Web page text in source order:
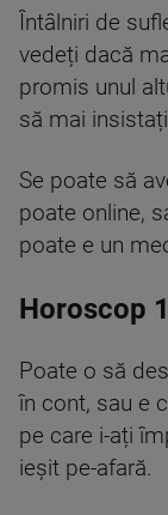
Întâlniri de
vedeți dacă
promis unul
să mai
Se poate să
poate online,
poate e un
Horoscop
Poate o să
în cont, sau e
pe care i-ați
ieșit pe-afară.